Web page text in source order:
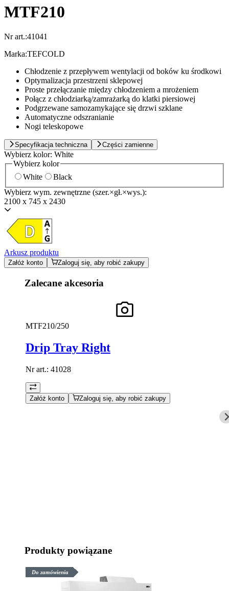
MTF210
Nr art.:41041
Marka:TEFCOLD
Chłodzenie z przepływem wentylacji od boków ku środkowi
Optymalizacja przestrzeni sklepowej
Proste przełączanie między chłodzeniem a mrożeniem
Połącz z chłodziarką/zamrażarką do klatki piersiowej
Podgrzewane samozamykające się drzwi szklane
Automatyczne odszranianie
Nogi teleskopowe
Specyfikacja techniczna Części zamienne
Wybierz kolor: White
Wybierz kolor
White
Black
Wybierz wym. zewnętrzne (szer.×gł.×wys.):
2100 x 745 x 2430
Arkusz produktu
Załóż konto Zaloguj się, aby robić zakupy
Zalecane akcesoria
MTF210/250
Drip Tray Right
Nr art.: 41028
Załóż konto Zaloguj się, aby robić zakupy
Produkty powiązane
Do zamówienia